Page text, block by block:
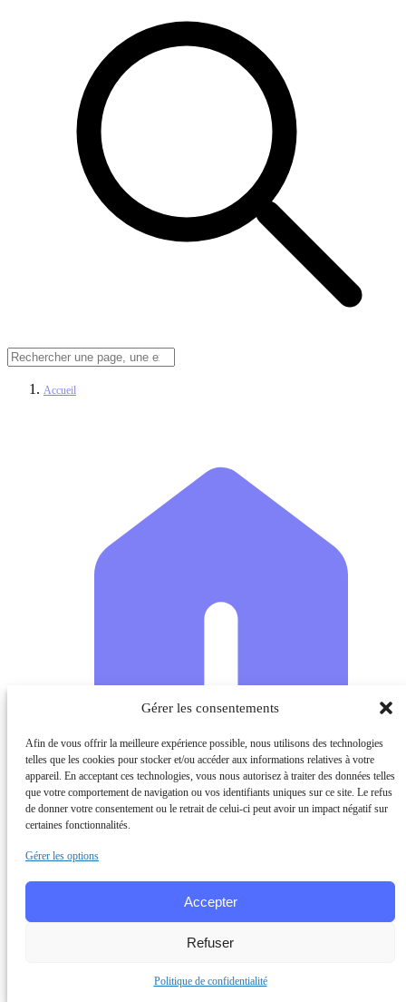
Gérer les consentements
Afin de vous offrir la meilleure expérience possible, nous utilisons des technologies
telles que les cookies pour stocker et/ou accéder aux informations relatives à votre
appareil. En acceptant ces technologies, vous nous autorisez à traiter des données telles
que votre comportement de navigation ou vos identifiants uniques sur ce site. Le refus
de donner votre consentement ou le retrait de celui-ci peut avoir un impact négatif sur
certaines fonctionnalités.
Gérer les options
Accepter
Refuser
Politique de confidentialité
Accueil